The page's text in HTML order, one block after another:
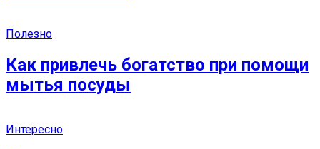
Полезно
Как привлечь богатство при помощи
мытья посуды
Интересно